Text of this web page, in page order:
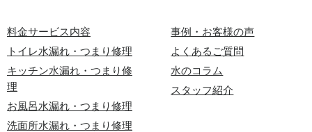
料金サービス内容
トイレ水漏れ・つまり修理
キッチン水漏れ・つまり修
理
お風呂水漏れ・つまり修理
洗面所水漏れ・つまり修理
事例・お客様の声
よくあるご質問
水のコラム
スタッフ紹介